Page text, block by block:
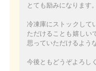
とても励みになります。
冷凍庫にストックして
ただけることも嬉しい
思っていただけるよう
今後ともどうぞよろし